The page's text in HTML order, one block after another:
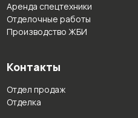
Аренда спецтехники
Отделочные работы
Производство ЖБИ
Контакты
Отдел продаж
Отделка